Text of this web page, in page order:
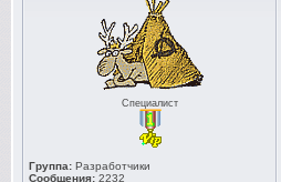
Специалист
Группа: Разработчики
Сообщения: 2232